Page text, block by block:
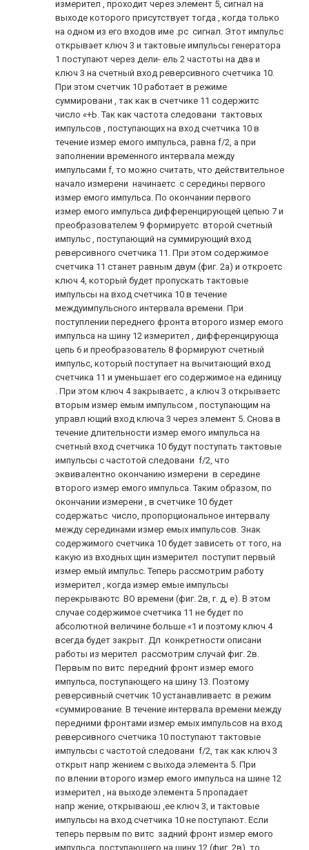
измерител , проходит через элемент 5, сигнал на
выходе которого присутствует тогда , когда только
на одном из его входов име .рс сигнал. Этот импульс
открывает ключ 3 и тактовые импульсы генератора
1 поступают через дели- ель 2 частоты на два и
ключ 3 на счетный вход реверсивного счетчика 10.
При этом счетчик 10 работает в режиме
суммировани , так как в счетчике 11 содержитс
число «+Ь. Так как частота следовани тактовых
импульсов , поступающих на вход счетчика 10 в
течение измер емого импульса, равна f/2, а при
заполнении временного интервала между
импульсами f, то можно считать, что действительное
начало измерени начинаетс с середины первого
измер емого импульса. По окончании первого
измер емого импульса дифференцирующей цепью 7 и
преобразователем 9 формируетс второй счетный
импульс , поступающий на суммирующий вход
реверсивного счетчика 11. При этом содержимое
счетчика 11 станет равным двум (фиг. 2а) и откроетс
ключ 4, который будет пропускать тактовые
импульсы на вход счетчика 10 в течение
междуимпульсного интервала времени. При
поступлении переднего фронта второго измер емого
импульса на шину 12 измерител , дифференцирующа
цепь 6 и преобразователь 8 формируют счетный
импульс, который поступает на вычитающий вход
счетчика 11 и уменьшает его содержимое на единицу
. При этом ключ 4 закрываетс , а ключ 3 открываетс
вторым измер емым импульсом , поступающим на
управл ющий вход ключа 3 через элемент 5. Снова в
течение длительности измер емого импульса на
счетный вход счетчика 10 будут поступать тактовые
импульсы с частотой следовани f/2, что
эквивалентно окончанию измерени в середине
второго измер емого импульса. Таким образом, по
окончании измерени , в счетчике 10 будет
содержатьс число, пропорциональное интервалу
между серединами измер емых импульсов. Знак
содержимого счетчика 10 будет зависеть от того, на
какую из входных щин измерител поступит первый
измер емый импульс. Теперь рассмотрим работу
измерител , когда измер емые импульсы
перекрываютс ВО времени (фиг. 2в, г. д, е). В этом
случае содержимое счетчика 11 не будет по
абсолютной величине больше «1 и поэтому ключ 4
всегда будет закрыт. Дл конкретности описани
работы из мерител рассмотрим случай фиг. 2в.
Первым по витс передний фронт измер емого
импульса, поступающего на шину 13. Поэтому
реверсивный счетчик 10 устанавливаетс в режим
«суммирование. В течение интервала времени между
передними фронтами измер емых импульсов на вход
реверсивного счетчика 10 поступают тактовые
импульсы с частотой следовани f/2, так как ключ 3
открыт напр жением с выхода элемента 5. При
по влении второго измер емого импульса на шине 12
измерител , на выходе элемента 5 пропадает
напр жение, открываюш ,ее ключ 3, и тактовые
импульсы на вход счетчика 10 не поступают. Если
теперь первым по витс задний фронт измер емого
импульса, поступающего на щину 12 (фиг. 2в), то